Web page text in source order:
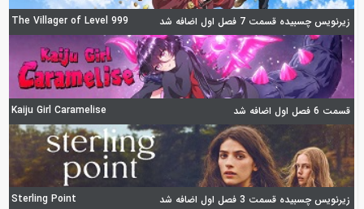
زیرنویس چسبیده قسمت 7 فصل اول اضافه شد The Villager of Level 999
قسمت 6 فصل اول اضافه شد Kaiju Girl Caramelise
زیرنویس چسبیده قسمت 3 فصل اول اضافه شد Sterling Point